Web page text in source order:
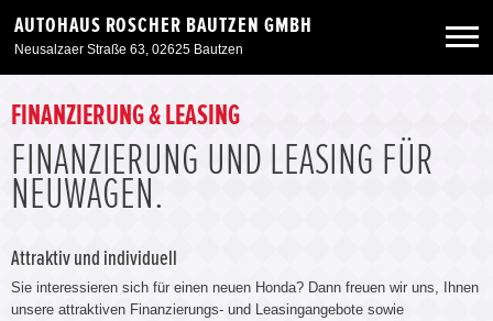
AUTOHAUS ROSCHER BAUTZEN GMBH
Neusalzaer Straße 63, 02625 Bautzen
Neuwagen
Gebrauchtwagen
Service & Zubehör
FINANZIERUNG & LEASING
FINANZIERUNG UND LEASING FÜR
NEUWAGEN.
Attraktiv und individuell
Sie interessieren sich für einen neuen Honda? Dann freuen wir uns, Ihnen
unsere attraktiven Finanzierungs- und Leasingangebote sowie